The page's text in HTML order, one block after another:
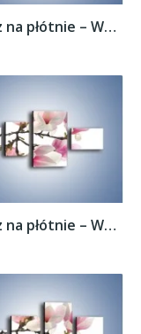
Obraz na płótnie – Wirujące kwiaty...
Obraz na płótnie – Wirujące kwiaty...